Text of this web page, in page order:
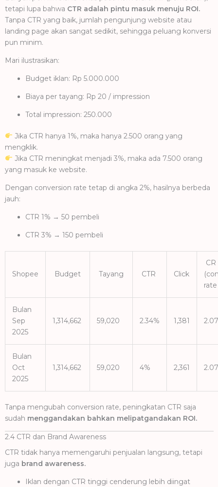
tetapi lupa bahwa CTR adalah pintu masuk menuju ROI.
Tanpa CTR yang baik, jumlah pengunjung website atau
landing page akan sangat sedikit, sehingga peluang konversi
pun minim.
Mari ilustrasikan:
Budget iklan: Rp 5.000.000
Biaya per tayang: Rp 20 / impression
Total impression: 250.000
Jika CTR hanya 1%, maka hanya 2.500 orang yang
mengklik.
Jika CTR meningkat menjadi 3%, maka ada 7.500 orang
yang masuk ke website.
Dengan conversion rate tetap di angka 2%, hasilnya berbeda
jauh:
CTR 1% → 50 pembeli
CTR 3% → 150 pembeli
Shopee Budget Tayang CTR Click
CR
Bulan
Sep
2025
1,314,662 59,020 2.34% 1,381
Bulan
Oct
2025
1,314,662 59,020 4% 2,361
Tanpa mengubah conversion rate, peningkatan CTR saja
sudah menggandakan bahkan melipatgandakan ROI.
2.4 CTR dan Brand Awareness
CTR tidak hanya memengaruhi penjualan langsung, tetapi
juga brand awareness.
Iklan dengan CTR tinggi cenderung lebih diingat